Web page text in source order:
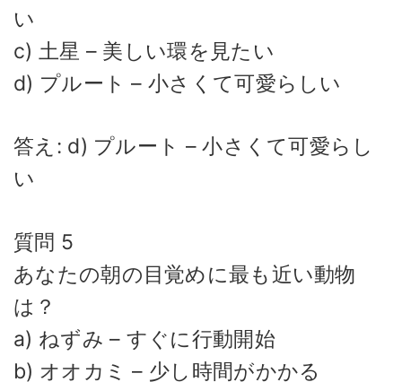
い
c) 土星 – 美しい環を見たい
d) プルート – 小さくて可愛らしい
答え: d) プルート – 小さくて可愛らし
い
質問 5
あなたの朝の目覚めに最も近い動物
は？
a) ねずみ – すぐに行動開始
b) オオカミ – 少し時間がかかる